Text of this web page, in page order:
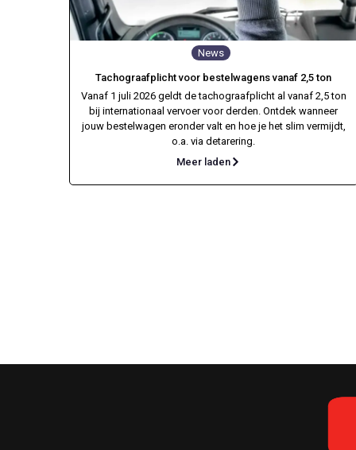
News
Tachograafplicht voor bestelwagens vanaf 2,5 ton
Vanaf 1 juli 2026 geldt de tachograafplicht al vanaf 2,5 ton
bij internationaal vervoer voor derden. Ontdek wanneer
jouw bestelwagen eronder valt en hoe je het slim vermijdt,
o.a. via detarering.
Meer laden